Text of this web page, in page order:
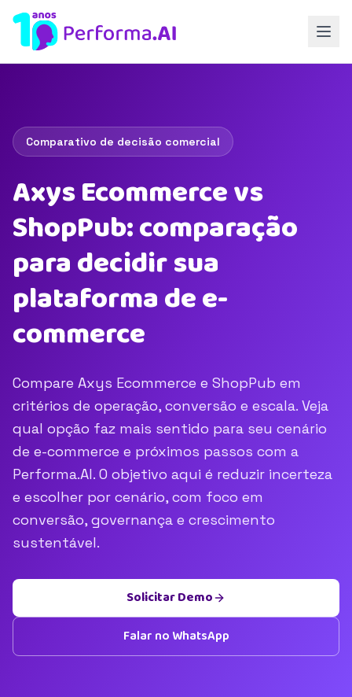
Comparativo de decisão comercial
Axys Ecommerce vs
ShopPub: comparação
para decidir sua
plataforma de e-
commerce
Compare Axys Ecommerce e ShopPub em
critérios de operação, conversão e escala. Veja
qual opção faz mais sentido para seu cenário
de e-commerce e próximos passos com a
Performa.AI. O objetivo aqui é reduzir incerteza
e escolher por cenário, com foco em
conversão, governança e crescimento
sustentável.
Solicitar Demo
Falar no WhatsApp